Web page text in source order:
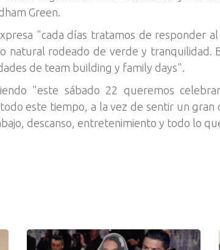
Green.
"cada días tratamos de responder
natural rodeado de verde y tranquilidad.
de team building y family days".
"este sábado 22 queremos
este tiempo, a la vez de sentir un
descanso, entretenimiento y todo lo